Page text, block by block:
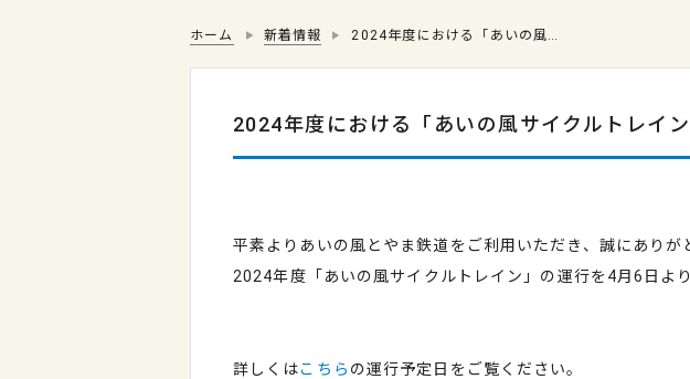
ホーム 新着情報 2024年度における「あいの風…
2024年度における「あいの風サイクルトレイ
平素よりあいの風とやま鉄道をご利用いただき、誠にありが
2024年度「あいの風サイクルトレイン」の運行を4月6日よ
詳しくはこちら の運行予定日をご覧ください。